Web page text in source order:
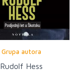
Grupa autora
Rudolf Hess